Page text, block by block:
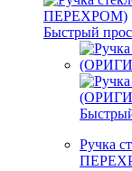
Быстрый
Ручка